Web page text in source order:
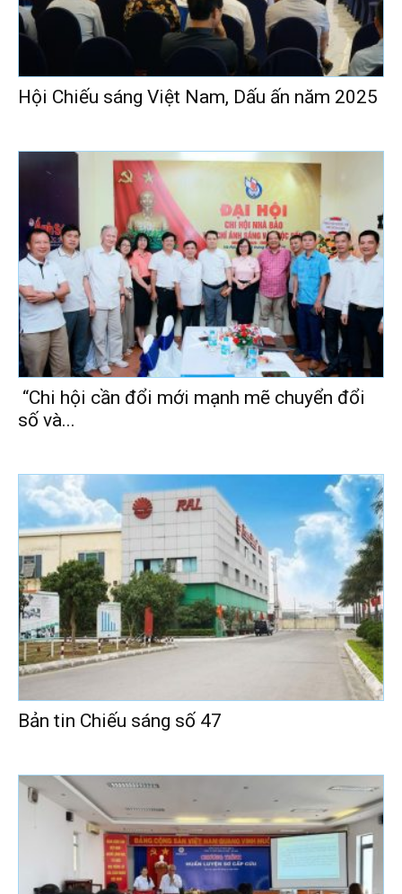
Hội Chiếu sáng Việt Nam, Dấu ấn năm 2025
“Chi hội cần đổi mới mạnh mẽ chuyển đổi
số và...
Bản tin Chiếu sáng số 47